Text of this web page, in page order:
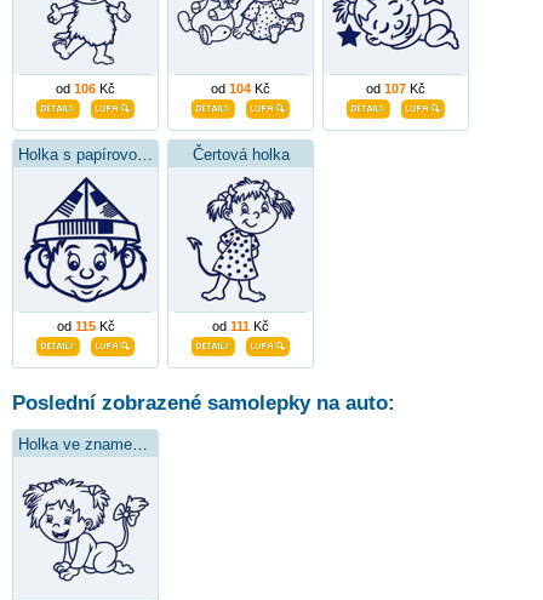
od 106 Kč od 104 Kč od 107 Kč
od 115Kč
Čertová holka
od 111 Kč
Poslední zobrazené samolepky na auto: